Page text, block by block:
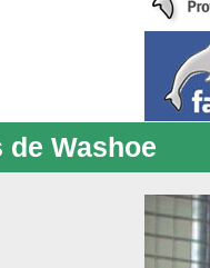
de Washoe